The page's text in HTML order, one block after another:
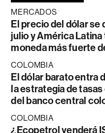
MERCADOS
El precio del dólar se
julio y América Latina
moneda más fuerte
COLOMBIA
El dólar barato entra
la estrategia de
del banco central
COLOMBIA
¿Ecopetrol venderá